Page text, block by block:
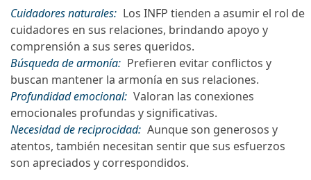
Cuidadores naturales: Los INFP tienden a asumir el rol de
cuidadores en sus relaciones, brindando apoyo y
comprensión a sus seres queridos.
Búsqueda de armonía: Prefieren evitar conflictos y
buscan mantener la armonía en sus relaciones.
Profundidad emocional: Valoran las conexiones
emocionales profundas y significativas.
Necesidad de reciprocidad: Aunque son generosos y
atentos, también necesitan sentir que sus esfuerzos
son apreciados y correspondidos.